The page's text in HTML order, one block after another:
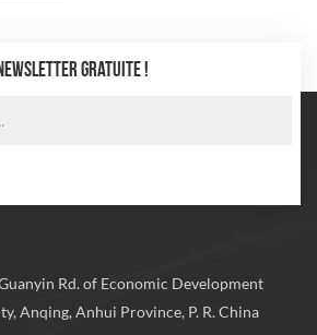
GRATUITE !
Rd. of Economic Development
Anqing, Anhui Province, P. R. China